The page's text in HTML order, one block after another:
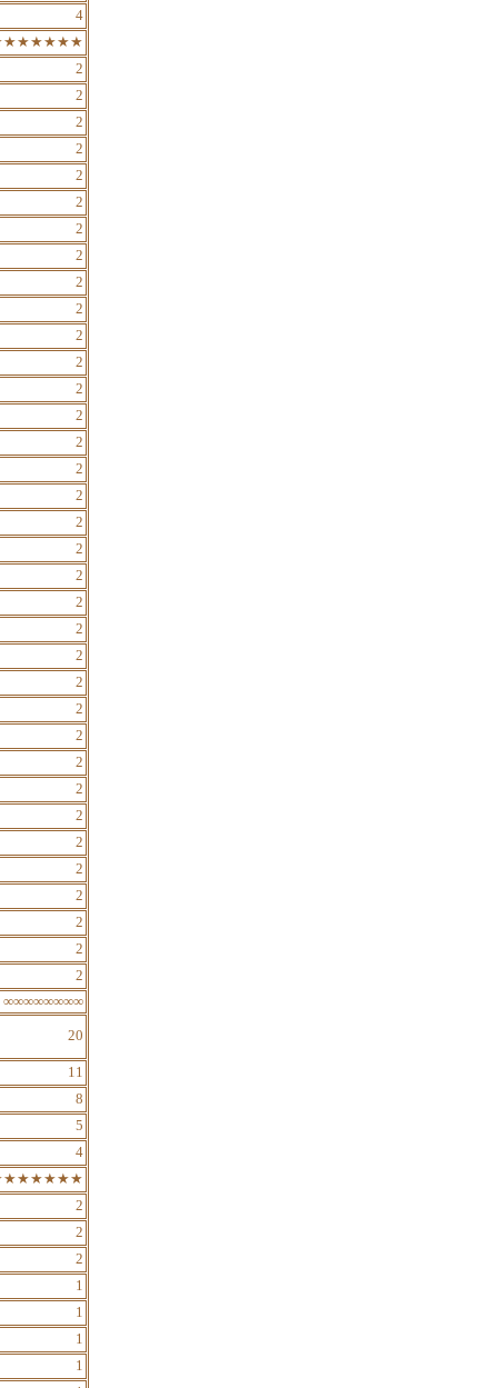
4
2
2
2
2
2
2
2
2
2
2
2
2
2
2
2
2
2
2
2
2
2
2
2
2
2
2
2
2
2
2
2
2
2
2
2
∞∞∞∞∞∞∞∞
20
11
8
5
4
2
2
2
1
1
1
1